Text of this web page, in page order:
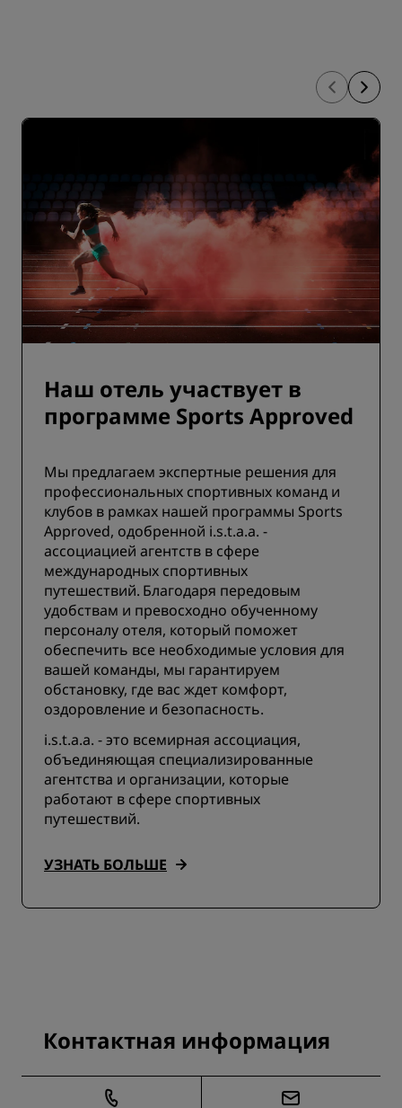
Наш отель участвует в
программе Sports Approved
Мы предлагаем экспертные решения для
профессиональных спортивных команд и
клубов в рамках нашей программы Sports
Approved, одобренной i.s.t.a.a. -
ассоциацией агентств в сфере
международных спортивных
путешествий. Благодаря передовым
удобствам и превосходно обученному
персоналу отеля, который поможет
обеспечить все необходимые условия для
вашей команды, мы гарантируем
обстановку, где вас ждет комфорт,
оздоровление и безопасность.
i.s.t.a.a. - это всемирная ассоциация,
объединяющая специализированные
агентства и организации, которые
работают в сфере спортивных
путешествий.
УЗНАТЬ БОЛЬШЕ
Контактная информация